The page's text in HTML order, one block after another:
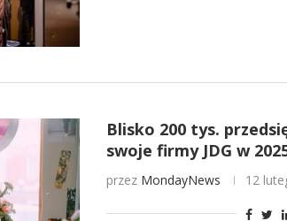
Blisko 200 tys.
swoje firmy JDG w
przez MondayNews 12